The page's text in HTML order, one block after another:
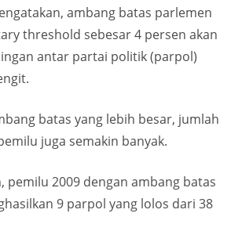
ambang batas parlemen
threshold sebesar 4 persen akan
antar partai politik (parpol)
batas yang lebih besar, jumlah
juga semakin banyak.
pemilu 2009 dengan ambang batas
9 parpol yang lolos dari 38